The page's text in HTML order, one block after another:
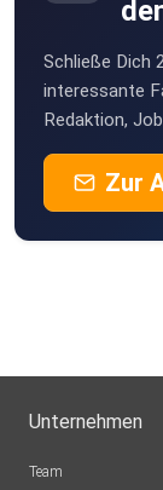
Schließe Dich
interessante
Redaktion,
Zur
Unternehmen
Team